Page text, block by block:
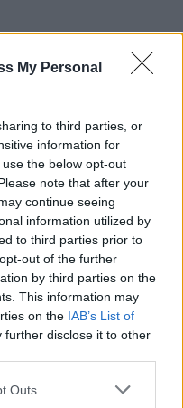
My Personal
to third parties, or
information for
the below opt-out
note that after your
continue seeing
information utilized by
to third parties prior to
out of the further
by third parties on the
This information may
on the IAB’s List of
further disclose it to other
one or more Google
Outs
sur Facebook!